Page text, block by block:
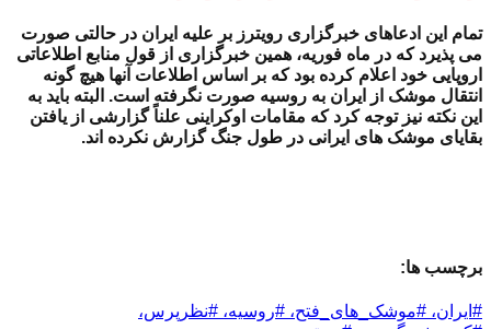
تمام این ادعاهای خبرگزاری رویترز بر علیه ایران در حالتی صورت
می پذیرد که در ماه فوریه، همین خبرگزاری از قول منابع اطلاعاتی
اروپایی خود اعلام کرده بود که بر اساس اطلاعات آنها هیچ گونه
انتقال موشک از ایران به روسیه صورت نگرفته است. البته باید به
این نکته نیز توجه کرد که مقامات اوکراینی علناً گزارشی از یافتن
بقایای موشک های ایرانی در طول جنگ گزارش نکرده اند.
برچسب ها:
#ایران، #موشک_های_فتح، #روسیه، #نظرپرس،